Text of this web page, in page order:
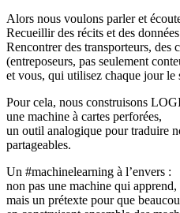
Alors nous voulons parler et
Recueillir des récits et des
Rencontrer des transporteurs, des
(entreposeurs, pas seulement
et vous, qui utilisez chaque jour le
Pour cela, nous construisons
une machine à cartes perforées,
un outil analogique pour traduire
partageables.
Un #machinelearning à l’envers :
non pas une machine qui apprend,
mais un prétexte pour que